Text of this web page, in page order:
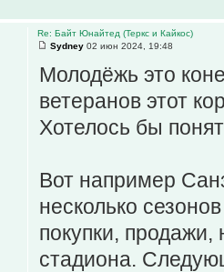
Re: Байт Юнайтед (Теркс и Кайкос)
Sydney 02 июн 2024, 19:48
Молодёжь это
ветеранов этот
Хотелось бы
Вот например
несколько
покупки, продажи,
стадиона.